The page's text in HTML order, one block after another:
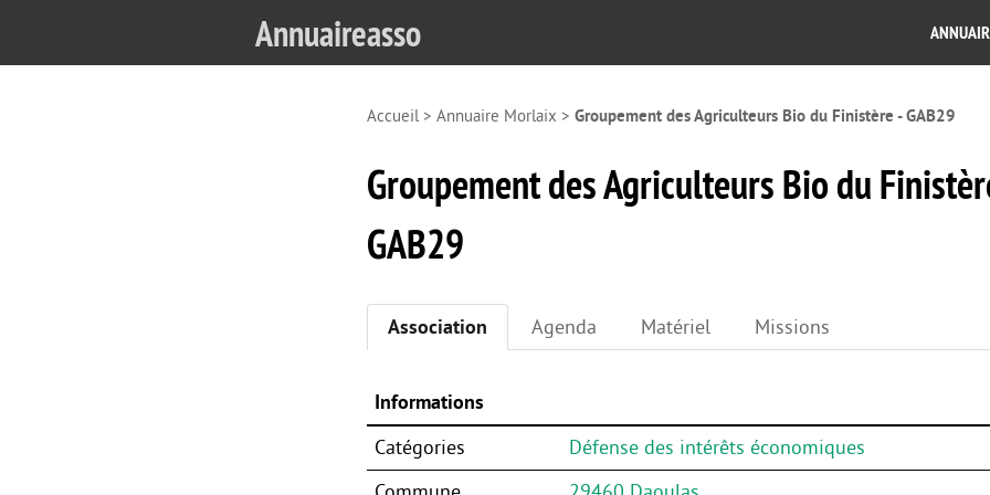
Annuaireasso
Accueil> Annuaire Morlaix > Groupement des Agriculteurs Bio du Finistère - GAB29
Groupement des Agriculteurs Bio du
GAB29
Association Agenda Matériel Missions
Informations
Catégories
Défense des intérêts économiques